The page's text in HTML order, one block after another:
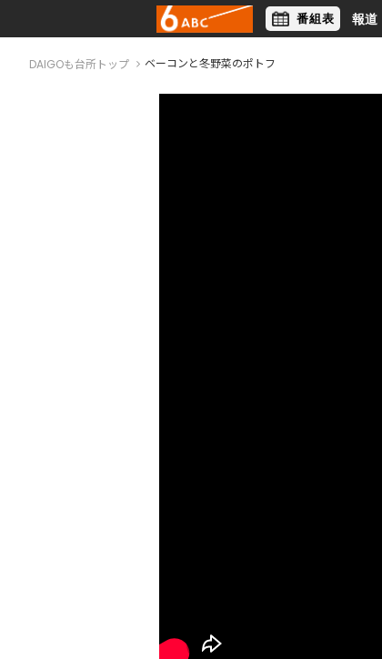
報道
番組表
DAIGOも台所トップ ベーコンと冬野菜のポトフ